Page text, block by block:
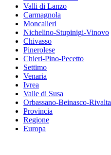
Valli di Lanzo
Carmagnola
Moncalieri
Nichelino-Stupinigi-Vinovo
Chivasso
Pinerolese
Chieri-Pino-Pecetto
Settimo
Venaria
Ivrea
Valle di Susa
Orbassano-Beinasco-Rivalta
Provincia
Regione
Europa